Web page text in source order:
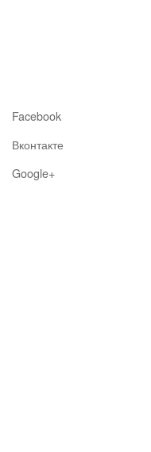
Facebook
Вконтакте
Google+